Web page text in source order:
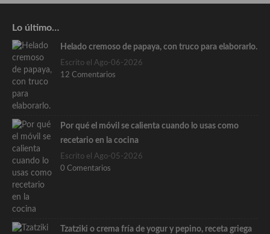
Lo último…
Helado cremoso de papaya, con truco para elaborarlo.
Escrito el Ago-06-2026
12 Comentarios
Por qué el móvil se calienta cuando lo usas como
recetario en la cocina
Escrito el Ago-05-2026
0 Comentarios
Tzatziki o crema fría de yogur y pepino, receta griega